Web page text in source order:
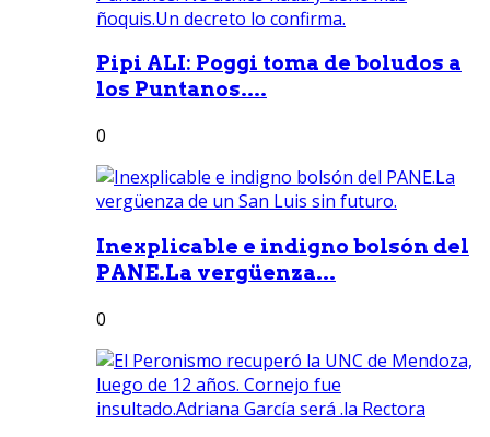
Pipi ALI: Poggi toma de boludos a
los Puntanos....
0
Inexplicable e indigno bolsón del
PANE.La vergüenza...
0